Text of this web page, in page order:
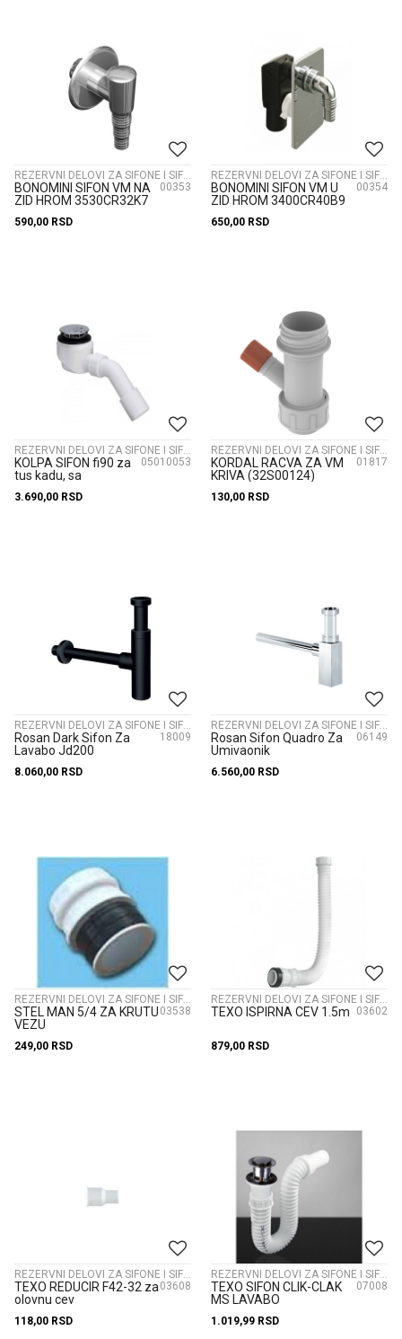
REZERVNI DELOVI ZA SIFONE I SIFONI
00353
BONOMINI SIFON VM NA
ZID HROM 3530CR32K7
590,00 RSD
REZERVNI DELOVI ZA SIFONE I SIFONI
00354
BONOMINI SIFON VM U
ZID HROM 3400CR40B9
650,00 RSD
05010053
KOLPA SIFON fi90 za
tus kadu, sa
- 925870
3.690,00 RSD
01817
KORDAL RACVA ZA VM
KRIVA (32S00124)
130,00 RSD
18009
Rosan Dark Sifon Za
Lavabo Jd200
8.060,00 RSD
06149
Rosan Sifon Quadro Za
Umivaonik
6.560,00 RSD
REZERVNI DELOVI ZA SIFONE I SIFONI
03538
STEL MAN 5/4 ZA KRUTU
VEZU
249,00 RSD
REZERVNI DELOVI ZA SIFONE I SIFONI
03602
TEXO ISPIRNA CEV 1.5m
879,00 RSD
REZERVNI DELOVI ZA SIFONE I SIFONI
03608
TEXO REDUCIR F42-32 za
olovnu cev
118,00 RSD
REZERVNI DELOVI ZA SIFONE I SIFONI
07008
TEXO SIFON CLIK-CLAK
MS LAVABO
1.019,99 RSD